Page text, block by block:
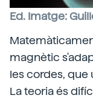
Ed. Imatge:
magnètic
les cordes, que
La teoria és